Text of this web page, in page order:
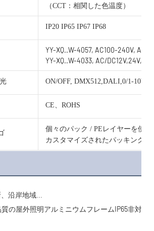
（CCT：相関した色温度）
IP20 IP65 IP67 IP68
YY-XQ..W-4057, AC100-240V, AC/
YY-XQ..W-4033, AC/
ON/OFF, DMX512,DALI,0/1-10V,
CE、ROHS
個々のパック / PEレイヤーを使
カスタマイズされたパッキング